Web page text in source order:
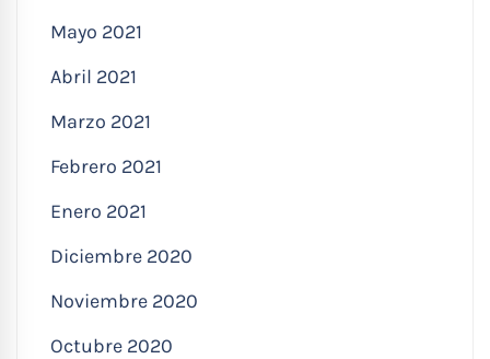
Mayo 2021
Abril 2021
Marzo 2021
Febrero 2021
Enero 2021
Diciembre 2020
Noviembre 2020
Octubre 2020